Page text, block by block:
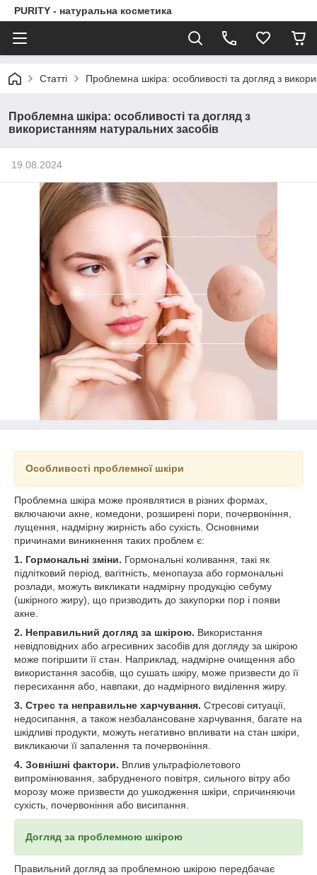
PURITY - натуральна косметика
Статті Проблемна шкіра: особливості та догляд з
Проблемна шкіра: особливості та догляд з
використанням натуральних засобів
19.08.2024
Особливості проблемної шкіри
Проблемна шкіра може проявлятися в різних формах,
включаючи акне, комедони, розширені пори, почервоніння,
лущення, надмірну жирність або сухість. Основними
причинами виникнення таких проблем є:
1. Гормональні зміни. Гормональні коливання, такі як
підлітковий період, вагітність, менопауза або гормональні
розлади, можуть викликати надмірну продукцію себуму
(шкірного жиру), що призводить до закупорки пор і появи
акне.
2. Неправильний догляд за шкірою. Використання
невідповідних або агресивних засобів для догляду за шкірою
може погіршити її стан. Наприклад, надмірне очищення або
використання засобів, що сушать шкіру, може призвести до її
пересихання або, навпаки, до надмірного виділення жиру.
3. Стрес та неправильне харчування. Стресові ситуації,
недосипання, а також незбалансоване харчування, багате на
шкідливі продукти, можуть негативно впливати на стан шкіри,
викликаючи її запалення та почервоніння.
4. Зовнішні фактори. Вплив ультрафіолетового
випромінювання, забрудненого повітря, сильного вітру або
морозу може призвести до ушкодження шкіри, спричиняючи
сухість, почервоніння або висипання.
Догляд за проблемною шкірою
Правильний догляд за проблемною шкірою передбачає